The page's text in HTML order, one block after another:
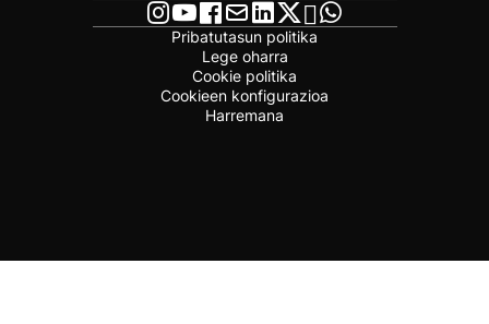
Pribatutasun politika
Lege oharra
Cookie politika
Cookieen konfigurazioa
Harremana